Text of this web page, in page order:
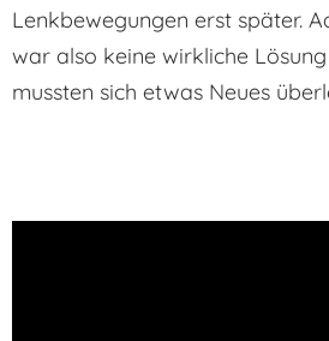
Lenkbewegungen erst später.
war also keine wirkliche
mussten sich etwas Neues